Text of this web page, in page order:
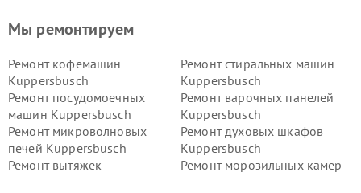
Мы ремонтируем
Ремонт кофемашин
Kuppersbusch
Ремонт стиральных машин
Kuppersbusch
Ремонт посудомоечных
машин Kuppersbusch
Ремонт варочных панелей
Kuppersbusch
Ремонт микроволновых
печей Kuppersbusch
Ремонт духовых шкафов
Kuppersbusch
Ремонт вытяжек
Ремонт морозильных камер